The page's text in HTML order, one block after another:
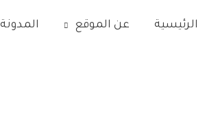
الرئيسية عن الموقع المدونة